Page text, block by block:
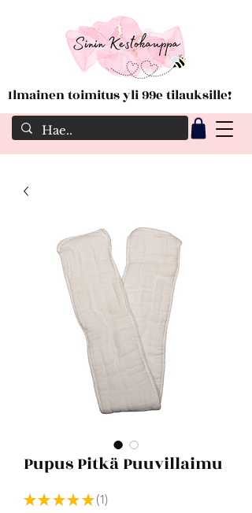
Ilmainen toimitus yli 99e tilauksille!
Pupus Pitkä Puuvillaimu
★ ★ ★ ★ ★ 1
1